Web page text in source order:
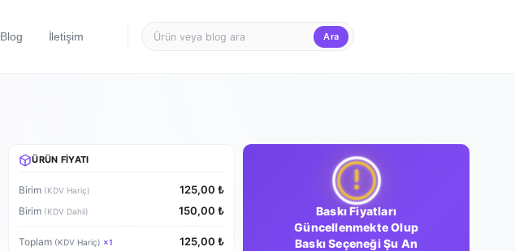
Blog İletişim Ara
ÜRÜN FIYATI
Birim (KDV Hariç) 125,00 ₺
Birim (KDV Dahil) 150,00 ₺
Toplam (KDV Hariç) ×1 125,00 ₺
Baskı Fiyatları
Güncellenmekte Olup
Baskı Seçeneği Şu An